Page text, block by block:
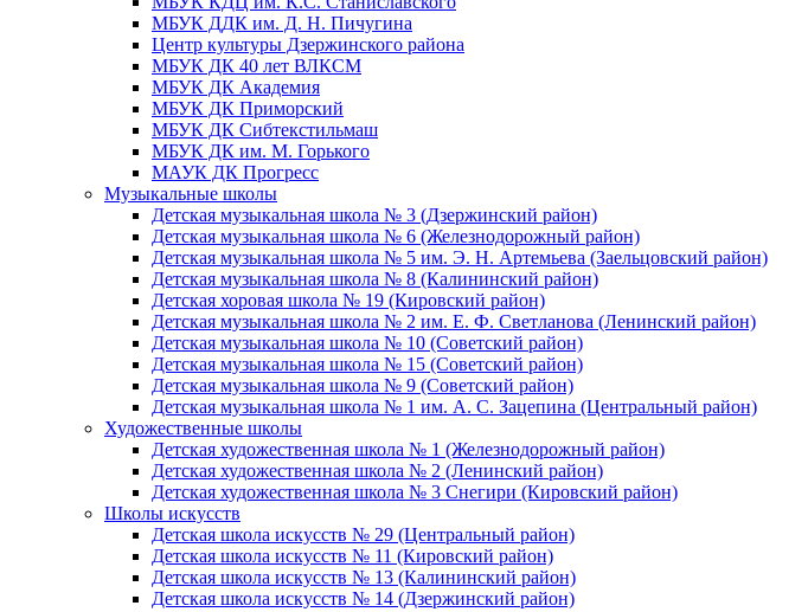
МБУК ДДК им. Д. Н. Пичугина
Центр культуры Дзержинского района
МБУК ДК 40 лет ВЛКСМ
МБУК ДК Академия
МБУК ДК Приморский
МБУК ДК Сибтекстильмаш
МБУК ДК им. М. Горького
МАУК ДК Прогресс
Музыкальные школы
Детская музыкальная школа № 3 (Дзержинский район)
Детская музыкальная школа № 6 (Железнодорожный район)
Детская музыкальная школа № 5 им. Э. Н. Артемьева (Заельцовский район)
Детская музыкальная школа № 8 (Калининский район)
Детская хоровая школа № 19 (Кировский район)
Детская музыкальная школа № 2 им. Е. Ф. Светланова (Ленинский район)
Детская музыкальная школа № 10 (Советский район)
Детская музыкальная школа № 15 (Советский район)
Детская музыкальная школа № 9 (Советский район)
Детская музыкальная школа № 1 им. А. С. Зацепина (Центральный район)
Художественные школы
Детская художественная школа № 1 (Железнодорожный район)
Детская художественная школа № 2 (Ленинский район)
Детская художественная школа № 3 Снегири (Кировский район)
Школы искусств
Детская школа искусств № 29 (Центральный район)
Детская школа искусств № 11 (Кировский район)
Детская школа искусств № 13 (Калининский район)
Детская школа искусств № 14 (Дзержинский район)